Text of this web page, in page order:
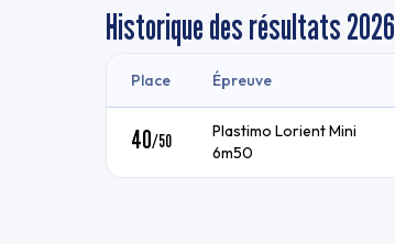
Historique des résultats2026
Place Épreuve
40/50
Plastimo Lorient Mini
6m50